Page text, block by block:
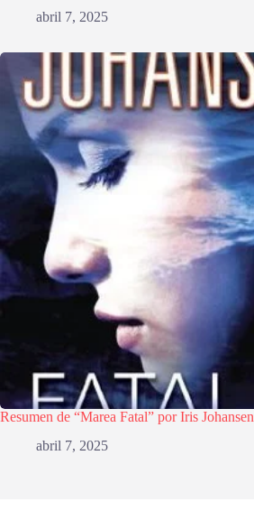
abril 7, 2025
Resumen de “Marea Fatal” por Iris Johansen
abril 7, 2025